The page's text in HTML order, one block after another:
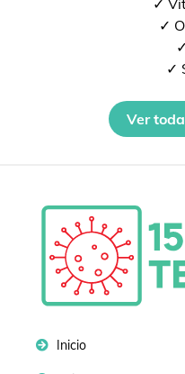
✓
✓
✓
Ver
Inicio